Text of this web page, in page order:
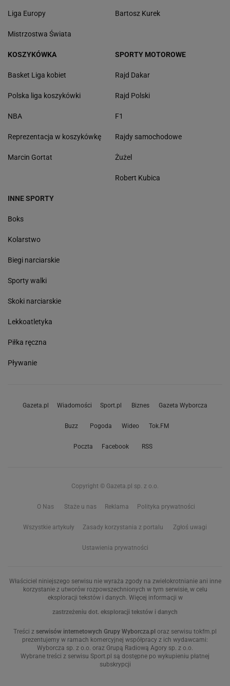
Liga Europy
Mistrzostwa Świata
Bartosz Kurek
KOSZYKÓWKA
Basket Liga kobiet
Polska liga koszykówki
NBA
Reprezentacja w koszykówkę
Marcin Gortat
SPORTY MOTOROWE
Rajd Dakar
Rajd Polski
F1
Rajdy samochodowe
Żużel
Robert Kubica
INNE SPORTY
Boks
Kolarstwo
Biegi narciarskie
Sporty walki
Skoki narciarskie
Lekkoatletyka
Piłka ręczna
Pływanie
Gazeta.pl Wiadomości Sport.pl Biznes Gazeta Wyborcza
Buzz Pogoda Wideo Tok.FM
Poczta Facebook RSS
Copyright © Gazeta.pl sp. z o.o.
O Nas Staże u nas Reklama Polityka prywatności
Wszystkie artykuły Zasady korzystania z portalu Zgłoś uwagi
Ustawienia prywatności
Właściciel niniejszego serwisu nie wyraża zgody na zwielokrotnianie ani inne
korzystanie z utworów rozpowszechnionych w tym serwisie, w celu
eksploracji tekstów i danych. Więcej informacji w
zastrzeżeniu dot. eksploracji tekstów i danych
Treści z serwisów internetowych Grupy Wyborcza.pl oraz serwisu tokfm.pl
prezentujemy w ramach komercyjnej współpracy z ich wydawcami:
Wyborcza sp. z o.o. oraz Grupą Radiową Agory sp. z o.o.
Wybrane treści z serwisu Sport.pl są dostępne po wykupieniu płatnej
subskrypcji